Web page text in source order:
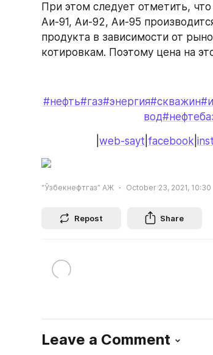
При этом следует отметить,
Аи-91, Аи-92, Аи-95
продукта в зависимости от
котировкам. Поэтому цена на
#нефть#газ#энергия#скважин
вод
web-sayt facebook
“Ўзбекнефтгаз” АЖ October 23, 2021, 10:30
Repost Share
Leave a Comment